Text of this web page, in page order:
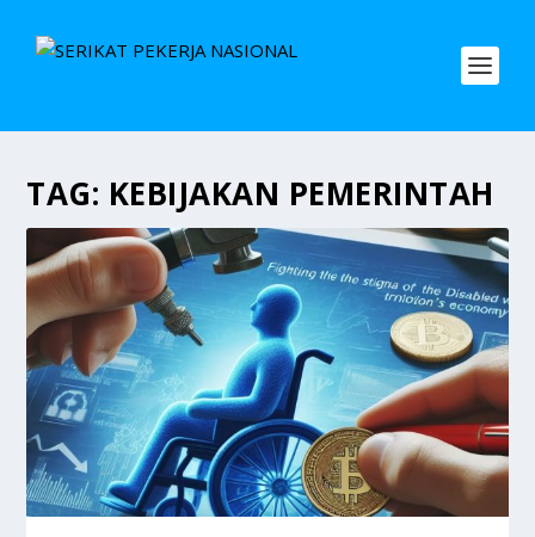
TAG: KEBIJAKAN PEMERINTAH